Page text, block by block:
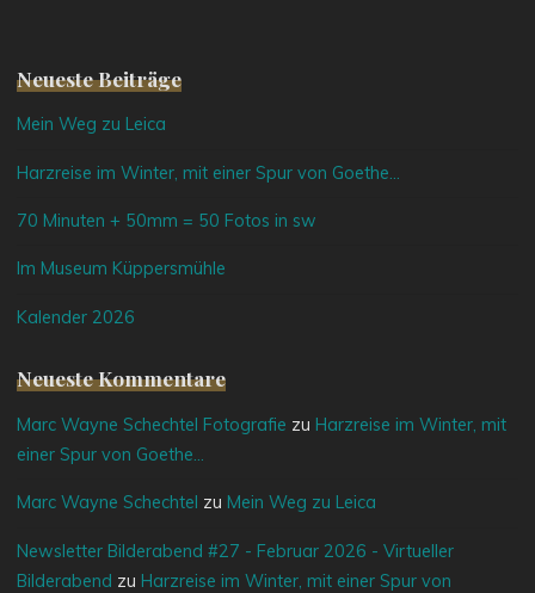
Neueste Beiträge
Mein Weg zu Leica
Harzreise im Winter, mit einer Spur von Goethe…
70 Minuten + 50mm = 50 Fotos in sw
Im Museum Küppersmühle
Kalender 2026
Neueste Kommentare
Marc Wayne Schechtel Fotografie zu Harzreise im Winter, mit
einer Spur von Goethe…
Marc Wayne Schechtel zu Mein Weg zu Leica
Newsletter Bilderabend #27 - Februar 2026 - Virtueller
Bilderabend zu Harzreise im Winter, mit einer Spur von